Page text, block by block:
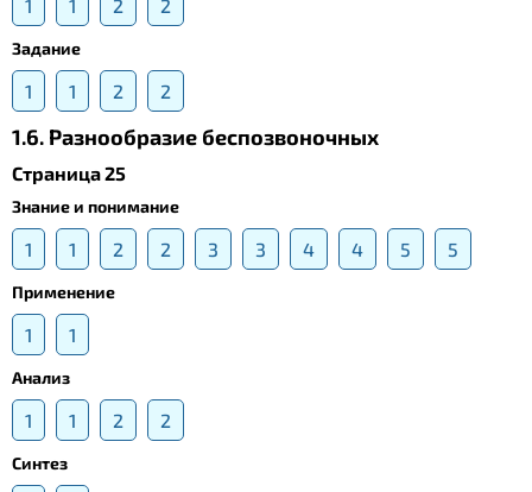
1 1 2 2
Задание
1 1 2 2
1.6. Разнообразие беспозвоночных
Страница 25
Знание и понимание
1 1 2 2 3 3 4 4 5 5
Применение
1 1
Анализ
1 1 2 2
Синтез